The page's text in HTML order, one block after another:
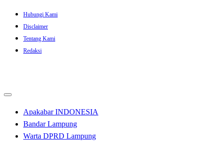
Skip
content
Hubungi Kami
Disclaimer
Tentang Kami
Redaksi
Apakabar INDONESIA
Bandar Lampung
Warta DPRD Lampung